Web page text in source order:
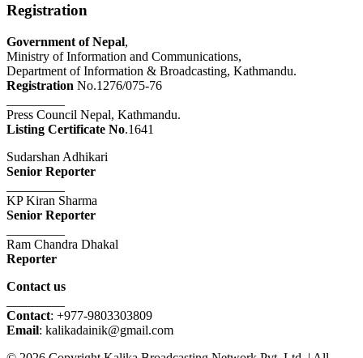
Registration
Government of Nepal,
Ministry of Information and Communications,
Department of Information & Broadcasting, Kathmandu.
Registration No.1276/075-76
Press Council Nepal, Kathmandu.
Listing Certificate No.1641
Sudarshan Adhikari
Senior Reporter
KP Kiran Sharma
Senior Reporter
Ram Chandra Dhakal
Reporter
Contact us
Contact: +977-9803303809
Email: kalikadainik@gmail.com